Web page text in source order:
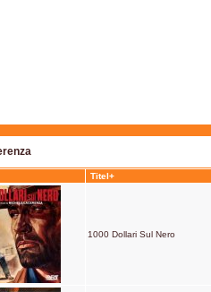
Titel+
1000 Dollari Sul Nero